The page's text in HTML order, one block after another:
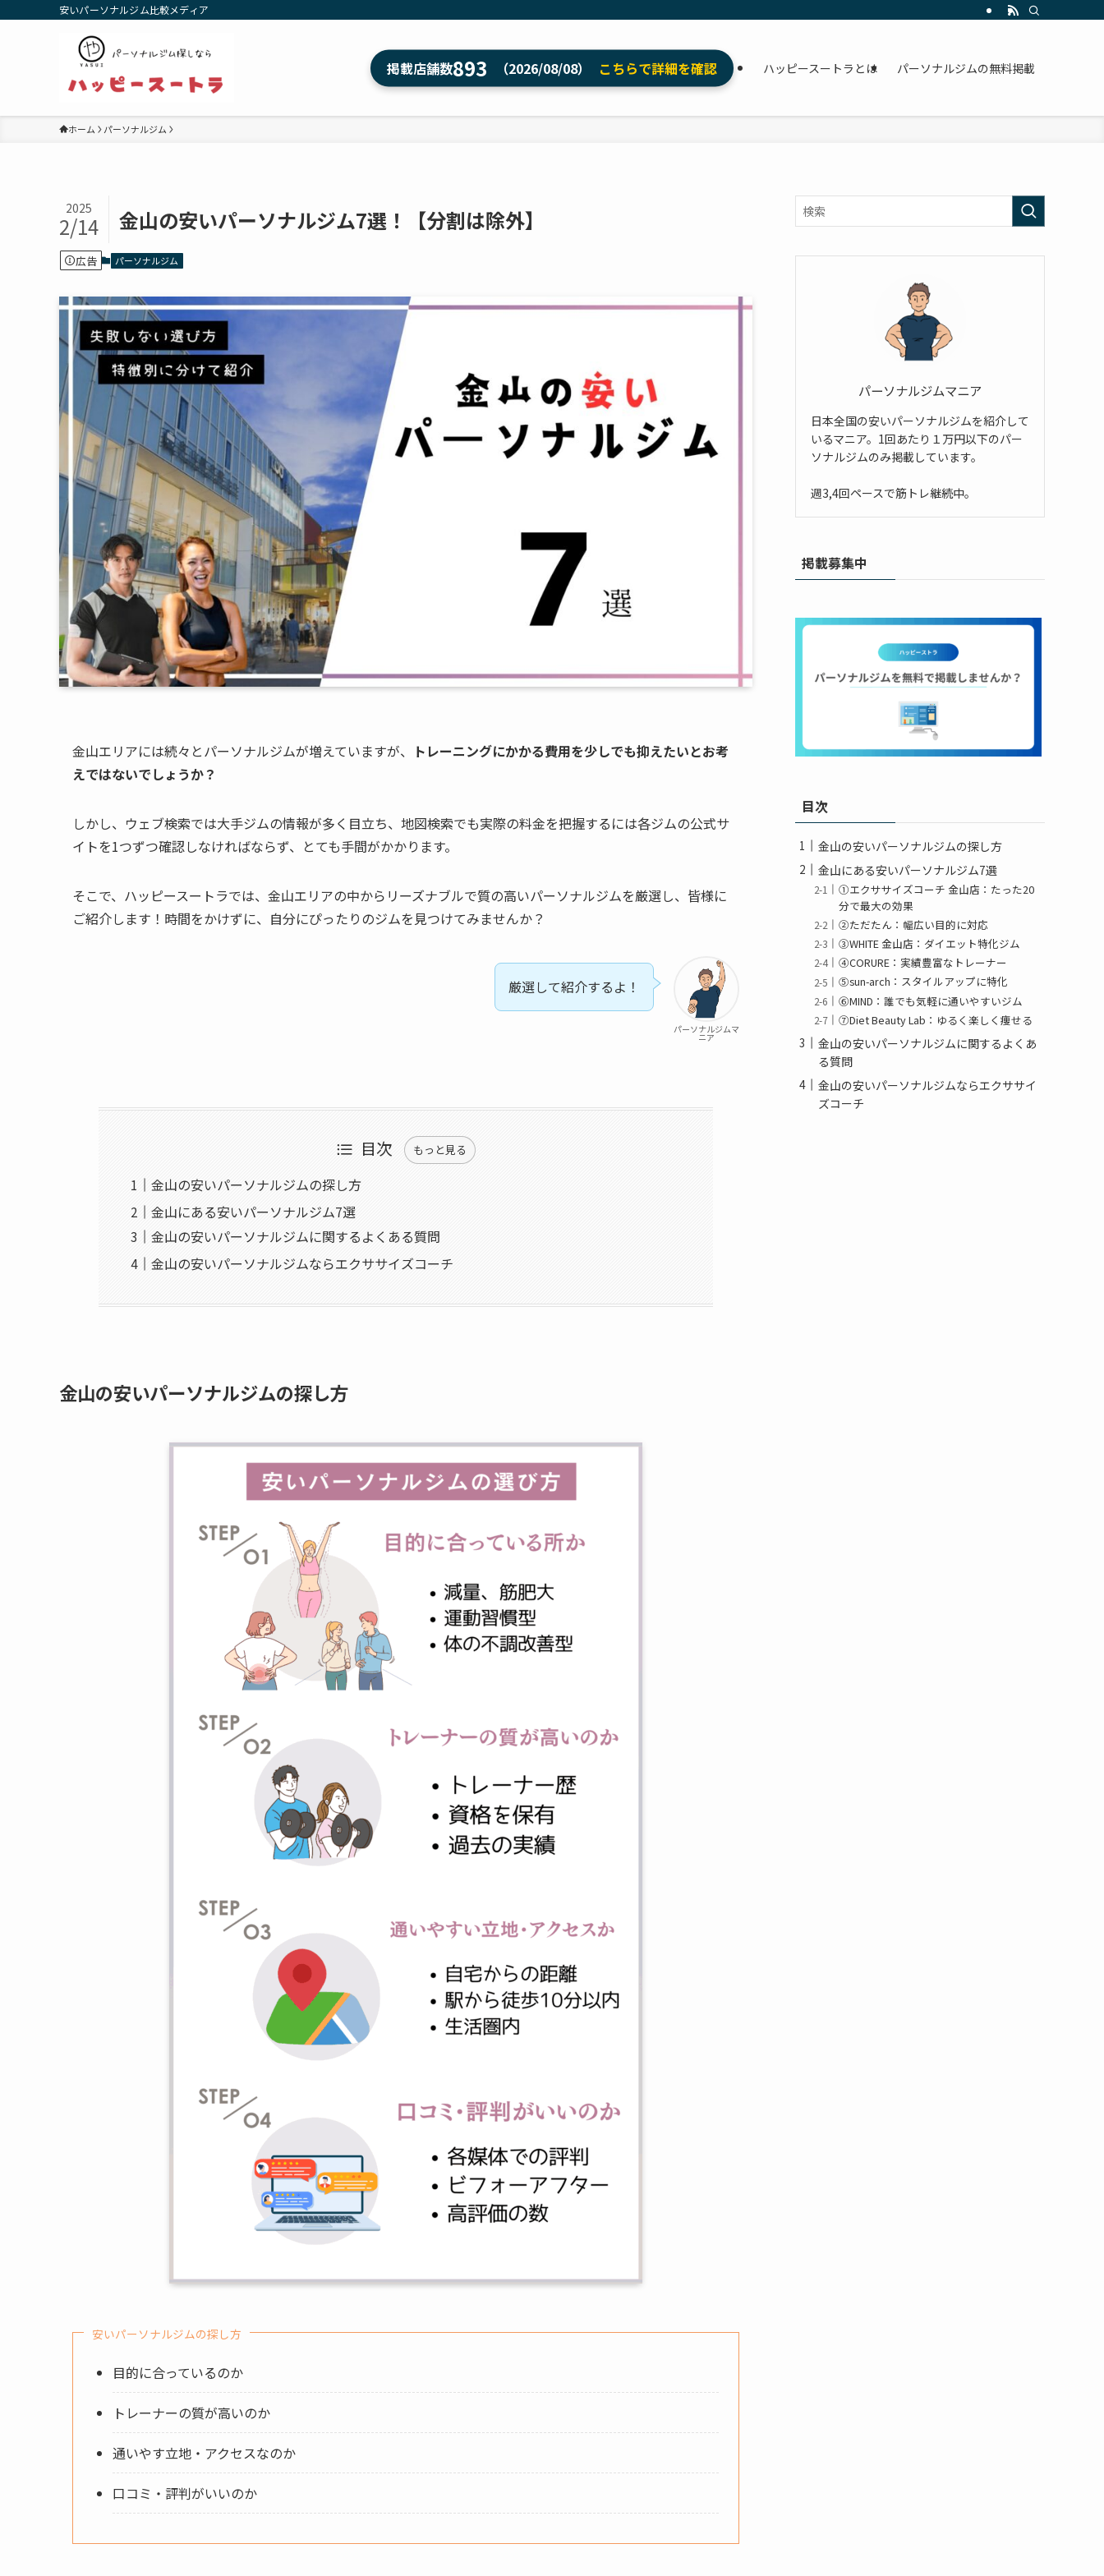
安いパーソナルジム比較メディア
ハッピースートラとは パーソナルジムの無料掲載
掲載店舗数893 （2026/08/08） こちらで詳細を確認
ホーム パーソナルジム
金山の安いパーソナルジム7選！【分割は除外】
2025
2/14
広告 パーソナルジム
金山エリアには続々とパーソナルジムが増えていますが、 トレーニングにかかる費用を少しでも抑えたいとお考
えではないでしょうか？
しかし、ウェブ検索では大手ジムの情報が多く目立ち、地図検索でも実際の料金を把握するには各ジムの公式サ
イトを1つずつ確認しなければならず、とても手間がかかります。
そこで、ハッピースートラでは、金山エリアの中からリーズナブルで質の高いパーソナルジムを厳選し、皆様に
ご紹介します！時間をかけずに、自分にぴったりのジムを見つけてみませんか？
パーソナルジムマ
ニア
厳選して紹介するよ！
目次 もっと見る
金山の安いパーソナルジムの探し方
金山にある安いパーソナルジム7選
金山の安いパーソナルジムに関するよくある質問
金山の安いパーソナルジムならエクササイズコーチ
金山の安いパーソナルジムの探し方
安いパーソナルジムの探し方
目的に合っているのか
トレーナーの質が高いのか
通いやす立地・アクセスなのか
口コミ・評判がいいのか
パーソナルジムマニア
日本全国の安いパーソナルジムを紹介して
いるマニア。1回あたり１万円以下のパー
ソナルジムのみ掲載しています。
週3,4回ペースで筋トレ継続中。
掲載募集中
目次
金山の安いパーソナルジムの探し方
金山にある安いパーソナルジム7選
①エクササイズコーチ 金山店：たった20
分で最大の効果
②ただたん：幅広い目的に対応
③WHITE 金山店：ダイエット特化ジム
④CORURE：実績豊富なトレーナー
⑤sun-arch：スタイルアップに特化
⑥MIND：誰でも気軽に通いやすいジム
⑦Diet Beauty Lab：ゆるく楽しく痩せる
金山の安いパーソナルジムに関するよくあ
る質問
金山の安いパーソナルジムならエクササイ
ズコーチ